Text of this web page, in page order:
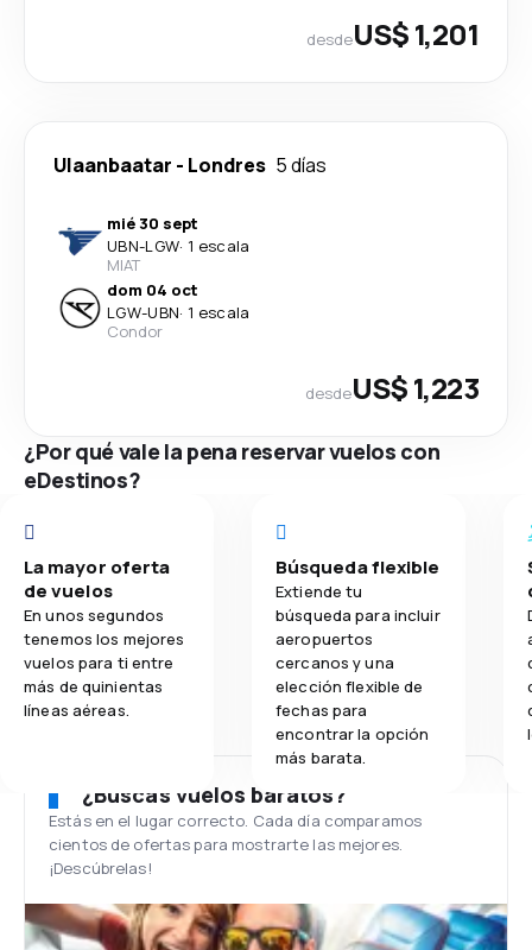
desdeUS$ 1,201
Ulaanbaatar - Londres 5 días
mié 30 sept
UBN-LGW· 1 escala
MIAT
dom 04 oct
LGW-UBN· 1 escala
Condor
desdeUS$ 1,223
¿Por qué vale la pena reservar vuelos con
eDestinos?
La mayor oferta
de vuelos
En unos segundos
tenemos los mejores
vuelos para ti entre
más de quinientas
líneas aéreas.
Búsqueda flexible
Extiende tu
búsqueda para incluir
aeropuertos
cercanos y una
elección flexible de
fechas para
encontrar la opción
más barata.
¿Buscas vuelos baratos?
Estás en el lugar correcto. Cada día comparamos
cientos de ofertas para mostrarte las mejores.
¡Descúbrelas!